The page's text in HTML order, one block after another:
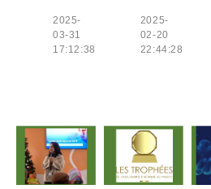
2025-
03-31
17:12:38
2025-
02-20
22:44:28